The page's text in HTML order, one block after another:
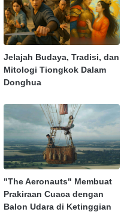
Jelajah Budaya, Tradisi, dan
Mitologi Tiongkok Dalam
Donghua
"The Aeronauts" Membuat
Prakiraan Cuaca dengan
Balon Udara di Ketinggian